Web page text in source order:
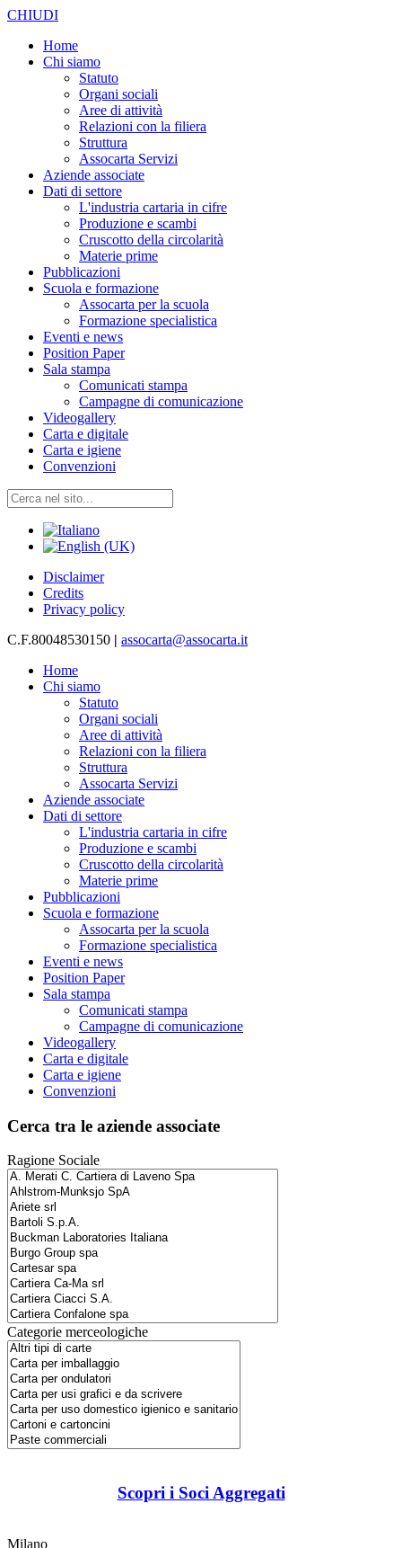
CHIUDI
Home
Chi siamo
Statuto
Organi sociali
Aree di attività
Relazioni con la filiera
Struttura
Assocarta Servizi
Aziende associate
Dati di settore
L'industria cartaria in cifre
Produzione e scambi
Cruscotto della circolarità
Materie prime
Pubblicazioni
Scuola e formazione
Assocarta per la scuola
Formazione specialistica
Eventi e news
Position Paper
Sala stampa
Comunicati stampa
Campagne di comunicazione
Videogallery
Carta e digitale
Carta e igiene
Convenzioni
Disclaimer
Credits
Privacy policy
C.F.80048530150 | assocarta@assocarta.it
Home
Chi siamo
Statuto
Organi sociali
Aree di attività
Relazioni con la filiera
Struttura
Assocarta Servizi
Aziende associate
Dati di settore
L'industria cartaria in cifre
Produzione e scambi
Cruscotto della circolarità
Materie prime
Pubblicazioni
Scuola e formazione
Assocarta per la scuola
Formazione specialistica
Eventi e news
Position Paper
Sala stampa
Comunicati stampa
Campagne di comunicazione
Videogallery
Carta e digitale
Carta e igiene
Convenzioni
Cerca tra le aziende associate
Ragione Sociale
Categorie merceologiche
Scopri i Soci Aggregati
Milano